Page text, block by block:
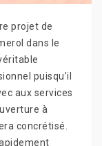
projet de
dans le
puisqu’il
aux services
à
concrétisé.